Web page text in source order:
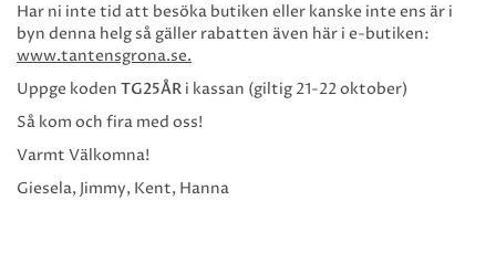
Har ni inte tid att besöka butiken eller kanske inte ens är i
byn denna helg så gäller rabatten även här i e-butiken:
www.tantensgrona.se.
Uppge koden TG25ÅR i kassan (giltig 21-22 oktober)
Så kom och fira med oss!
Varmt Välkomna!
Giesela, Jimmy, Kent, Hanna